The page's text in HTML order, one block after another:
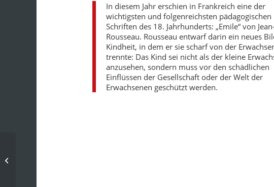
In diesem Jahr erschien in Frankreich eine der
wichtigsten und folgenreichsten pädagogischen
Schriften des 18. Jahrhunderts: „Emile“ von
Rousseau. Rousseau entwarf darin ein neues
Kindheit, in dem er sie scharf von der
trennte: Das Kind sei nicht als der kleine
anzusehen, sondern muss vor den schädlichen
Einflüssen der Gesellschaft oder der Welt der
Erwachsenen geschützt werden.